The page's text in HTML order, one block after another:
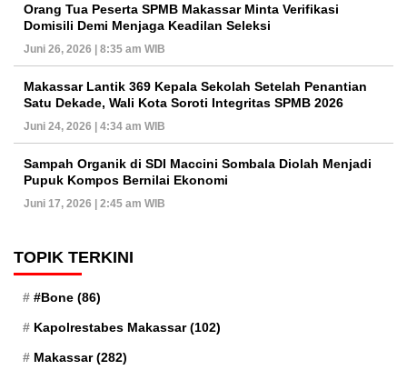
Orang Tua Peserta SPMB Makassar Minta Verifikasi
Domisili Demi Menjaga Keadilan Seleksi
Juni 26, 2026 | 8:35 am WIB
Makassar Lantik 369 Kepala Sekolah Setelah Penantian
Satu Dekade, Wali Kota Soroti Integritas SPMB 2026
Juni 24, 2026 | 4:34 am WIB
Sampah Organik di SDI Maccini Sombala Diolah Menjadi
Pupuk Kompos Bernilai Ekonomi
Juni 17, 2026 | 2:45 am WIB
TOPIK TERKINI
#Bone (86)
Kapolrestabes Makassar(102)
Makassar(282)